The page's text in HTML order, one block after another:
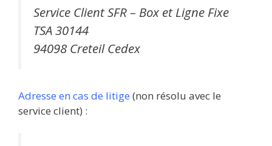
Service Client SFR – Box et Ligne Fixe
TSA 30144
94098 Creteil Cedex
Adresse en cas de litige (non résolu avec le
service client) :